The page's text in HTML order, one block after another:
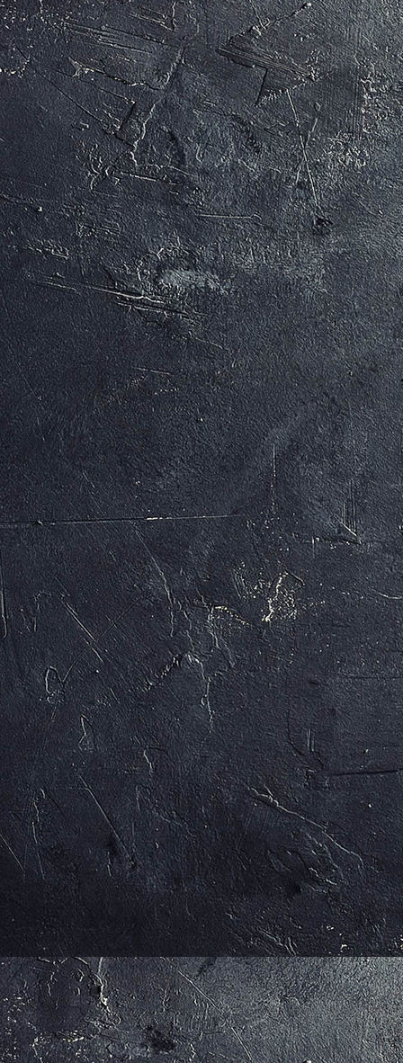
MAX UND MORITZ (c) Arno Kohlem
MAX UND MORITZ (c) Arno Kohlem
MAX UND MORITZ (c) Arno Kohlem